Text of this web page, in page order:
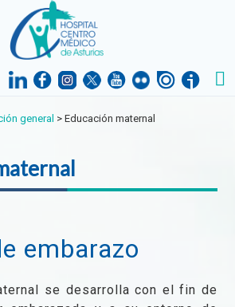
general > Educación maternal
embarazo
se desarrolla con el fin de